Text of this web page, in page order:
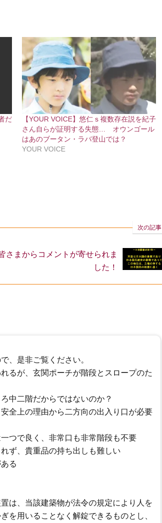
だ
【YOUR VOICE】悠仁ｓ複数存在説を紀子
さん自らが証明する失態… オウンゴール
はあのブータン・ラバ登山では？
YOUR VOICE
次の記事
さまからコメントが寄せられま
した！
、是非ご覧ください。
るが、玄関ポーチが階段とスロープのた
中二階だからではないのか？
全上の理由から二方向の出入り口が必要
つで良く、非常口も非常階段も不要
ず、貴重品の持ち出しも難しい
る
は、当該建築物が法令の規定により人を
を用いることなく解錠できるものとし、